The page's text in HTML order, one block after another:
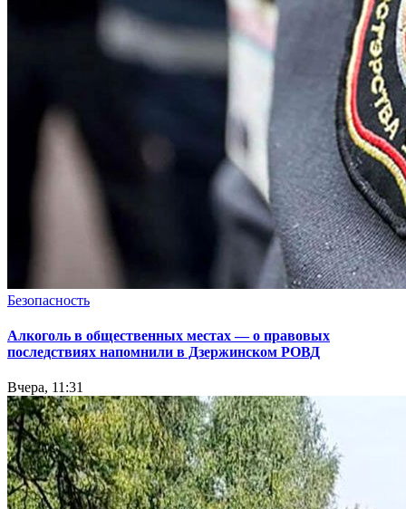
Безопасность
Алкоголь в общественных местах — о правовых
последствиях напомнили в Дзержинском РОВД
Вчера, 11:31